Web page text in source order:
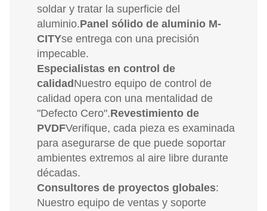
soldar y tratar la superficie del
aluminio.Panel sólido de aluminio M-
CITYse entrega con una precisión
impecable.
Especialistas en control de
calidad Nuestro equipo de control de
calidad opera con una mentalidad de
"Defecto Cero".Revestimiento de
PVDFVerifique, cada pieza es examinada
para asegurarse de que puede soportar
ambientes extremos al aire libre durante
décadas.
Consultores de proyectos globales:
Nuestro equipo de ventas y soporte